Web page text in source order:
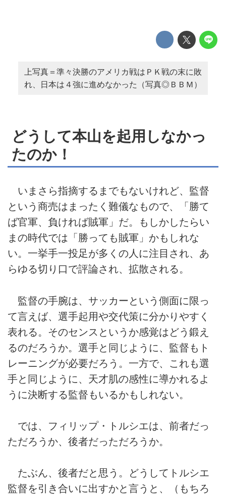
上写真＝準々決勝のアメリカ戦はＰＫ戦の末に敗
れ、日本は４強に進めなかった（写真◎ＢＢＭ）
どうして本山を起用しなかっ
たのか！
いまさら指摘するまでもないけれど、監督
という商売はまったく難儀なもので、「勝て
ば官軍、負ければ賊軍」だ。もしかしたらい
まの時代では「勝っても賊軍」かもしれな
い。一挙手一投足が多くの人に注目され、あ
らゆる切り口で評論され、拡散される。
監督の手腕は、サッカーという側面に限っ
て言えば、選手起用や交代策に分かりやすく
表れる。そのセンスというか感覚はどう鍛え
るのだろうか。選手と同じように、監督もト
レーニングが必要だろう。一方で、これも選
手と同じように、天才肌の感性に導かれるよ
うに決断する監督もいるかもしれない。
では、フィリップ・トルシエは、前者だっ
ただろうか、後者だっただろうか。
たぶん、後者だと思う。どうしてトルシエ
監督を引き合いに出すかと言うと、（もちろ